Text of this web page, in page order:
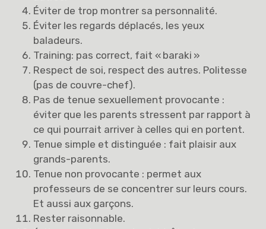
Éviter de trop montrer sa personnalité.
Éviter les regards déplacés, les yeux
baladeurs.
Training: pas correct, fait « baraki »
Respect de soi, respect des autres. Politesse
(pas de couvre-chef).
Pas de tenue sexuellement provocante :
éviter que les parents stressent par rapport à
ce qui pourrait arriver à celles qui en portent.
Tenue simple et distinguée : fait plaisir aux
grands-parents.
Tenue non provocante : permet aux
professeurs de se concentrer sur leurs cours.
Et aussi aux garçons.
Rester raisonnable.